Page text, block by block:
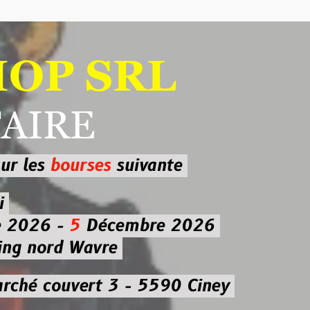
SRL
suivante
5Décembre 2026
Wavre
3 - 5590 Ciney